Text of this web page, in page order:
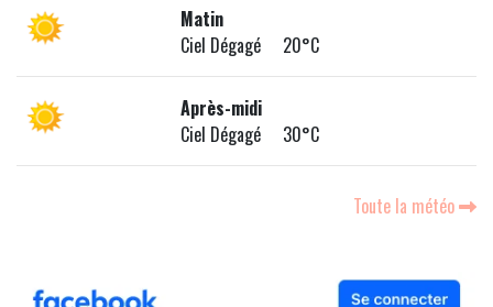
Matin
Ciel Dégagé 20°C
Après-midi
Ciel Dégagé 30°C
Toute la météo